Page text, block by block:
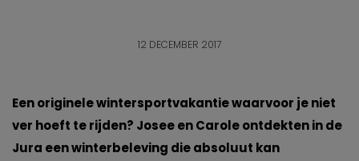
12 DECEMBER 2017
Een originele wintersportvakantie waarvoor je niet
ver hoeft te rijden? Josee en Carole ontdekten in de
Jura een winterbeleving die absoluut kan